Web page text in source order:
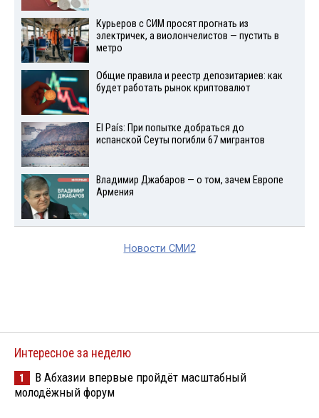
Курьеров с СИМ просят прогнать из
электричек, а виолончелистов — пустить в
метро
Общие правила и реестр депозитариев: как
будет работать рынок криптовалют
El País: При попытке добраться до
испанской Сеуты погибли 67 мигрантов
Владимир Джабаров — о том, зачем Европе
Армения
Новости СМИ2
Интересное за неделю
1
В Абхазии впервые пройдёт масштабный
молодёжный форум